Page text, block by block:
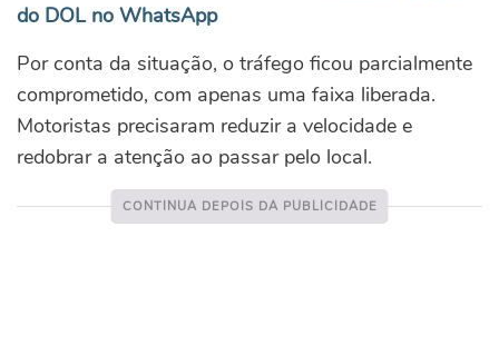
do DOL no WhatsApp
Por conta da situação, o tráfego ficou parcialmente
comprometido, com apenas uma faixa liberada.
Motoristas precisaram reduzir a velocidade e
redobrar a atenção ao passar pelo local.